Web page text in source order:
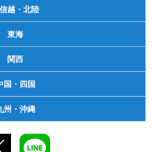
越・北陸
東海
関西
国・四国
州・沖縄